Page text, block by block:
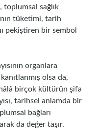
toplumsal sağlık
tüketimi, tarih
pekiştiren bir sembol
organlara
olsa da,
hâlâ birçok kültürün şifa
tarihsel anlamda bir
bağları
da değer taşır.